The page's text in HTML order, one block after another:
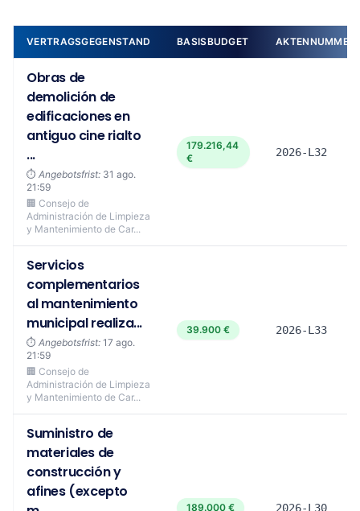
VERTRAGSGEGENSTAND BASISBUDGET AKTENNUMMER
Obras de
demolición de
edificaciones en
antiguo cine rialto
...
⏱️ Angebotsfrist: 31 ago.
21:59
🏢 Consejo de
Administración de Limpieza
y Mantenimiento de Car...
179.216,44
€
2026-L32
Servicios
complementarios
al mantenimiento
municipal realiza...
⏱️ Angebotsfrist: 17 ago.
21:59
🏢 Consejo de
Administración de Limpieza
y Mantenimiento de Car...
39.900 € 2026-L33
Suministro de
materiales de
construcción y
afines (excepto
189.000 € 2026-L30